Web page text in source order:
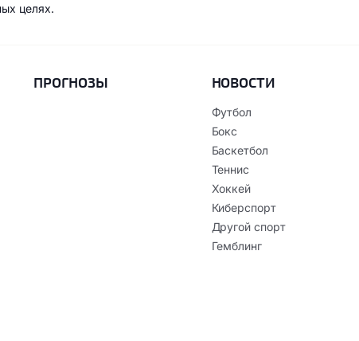
целях.
ПРОГНОЗЫ НОВОСТИ
Футбол
Бокс
Баскетбол
Теннис
Хоккей
Киберспорт
Другой спорт
Гемблинг